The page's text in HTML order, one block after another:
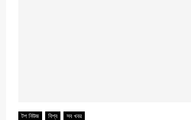
টপ নিউজ বিশ্ব সব খবর